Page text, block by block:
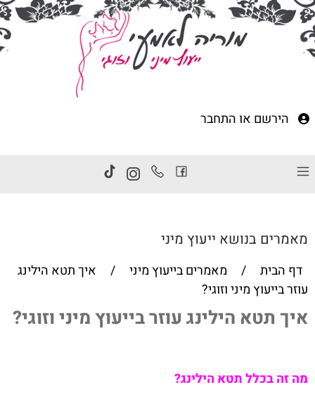
הירשם אוהתחבר
מאמרים בנושא ייעוץ מיני
דף הבית / מאמרים בייעוץ מיני /
איך תטא הילינג
עוזר בייעוץ מיני וזוגי?
איך תטא הילינג עוזר בייעוץ מיני וזוגי?
מה זה בכלל תטא הילינג?